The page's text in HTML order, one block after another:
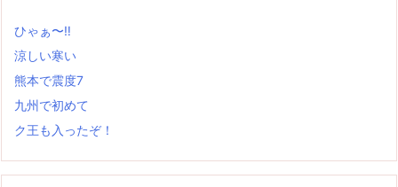
ひゃぁ〜‼
涼しい寒い
熊本で震度7
九州で初めて
ク王も入ったぞ！